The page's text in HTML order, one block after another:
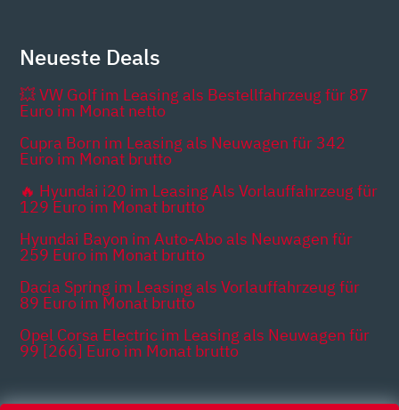
Neueste Deals
💥 VW Golf im Leasing als Bestellfahrzeug für 87
Euro im Monat netto
Cupra Born im Leasing als Neuwagen für 342
Euro im Monat brutto
🔥 Hyundai i20 im Leasing Als Vorlauffahrzeug für
129 Euro im Monat brutto
Hyundai Bayon im Auto-Abo als Neuwagen für
259 Euro im Monat brutto
Dacia Spring im Leasing als Vorlauffahrzeug für
89 Euro im Monat brutto
Opel Corsa Electric im Leasing als Neuwagen für
99 [266] Euro im Monat brutto